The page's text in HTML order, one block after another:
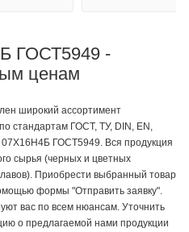
ГОСТ5949 -
ценам
широкий ассортимент
стандартам ГОСТ, ТУ, DIN, EN,
07Х16Н4Б ГОСТ5949. Вся продукция
сырья (черных и цветных
Приобрести выбранный товар
формы "Отправить заявку".
вас по всем нюансам. Уточнить
о предлагаемой нами продукции